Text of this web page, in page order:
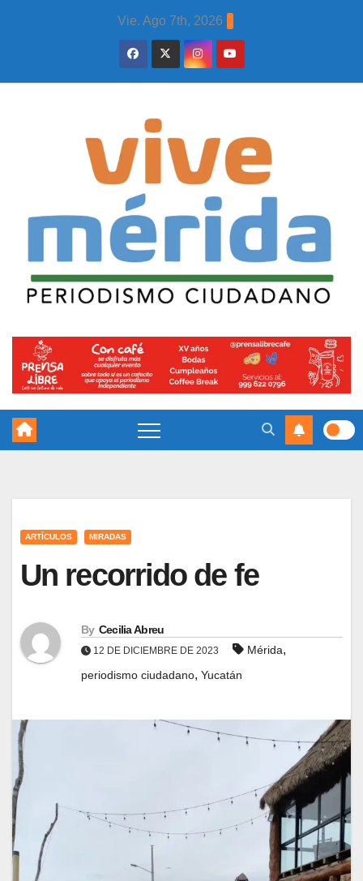
Vie. Ago 7th, 2026
ARTÍCULOS MIRADAS
Un recorrido de fe
By Cecilia Abreu
12 DE DICIEMBRE DE 2023 Mérida,
periodismo ciudadano, Yucatán